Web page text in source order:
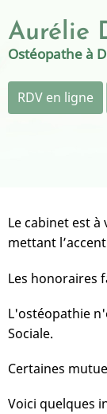
au
contenu
Aurélie
Ostéopathe à
RDV en ligne
Le cabinet est
mettant
Les honoraires
L'ostéopathie
Sociale.
Certaines
Voici quelques